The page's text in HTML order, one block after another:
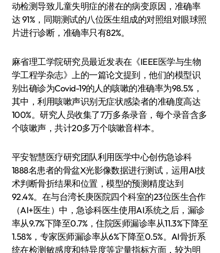
动检测导致儿童失明症的潜在的病变原因，准确率
达 91%，同期测试的八位医生组成的对照组对眼球照
片进行诊断，准确率只有82%。
麻省理工学院研究员最近发表在《IEEE医学与生物
学工程学杂志》上的一篇论文提到，他们的模型识
别出确诊为Covid-19的人的咳嗽的准确率为98.5%，
其中，利用咳嗽声识别无症状感染者的准确度高达
100%。研究人员收集了7万多条录音，每个录音含多
个咳嗽声，共计20多万个咳嗽音样本。
平安智慧医疗研究团队利用医学中心创伤急诊科
1888名患者的骨盆X光影像数据进行测试，运用AI技
术判断骨折结果和位置，模型的预测精度达到
92.4%。在与台湾长庚医院四个科室的23位医生合作
（AI+医生）中，急诊科医生使用AI系统之后，漏诊
率从9.7%下降至0.7%，住院医师漏诊率从11.3%下降至
1.58%，专家医师漏诊率从6%下降至0.5%。AI骨折系
统在检测敏感度和特异度等定量指标方面，较为明